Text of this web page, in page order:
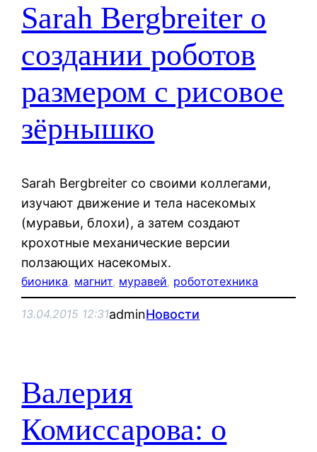
Sarah Bergbreiter о
создании роботов
размером с рисовое
зёрнышко
Sarah Bergbreiter со своими коллегами,
изучают движение и тела насекомых
(муравьи, блохи), а затем создают
крохотные механические версии
ползающих насекомых.
бионика, магнит, муравей, робототехника
13.04.2015 12:31adminНовости
Валерия
Комиссарова: о